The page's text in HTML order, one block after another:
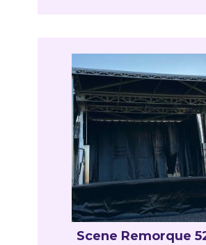
Scene Remorque